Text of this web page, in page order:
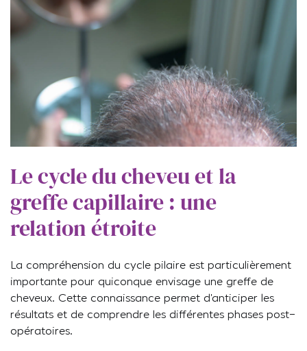
Le cycle du cheveu et la
greffe capillaire : une
relation étroite
La compréhension du cycle pilaire est particulièrement
importante pour quiconque envisage une greffe de
cheveux. Cette connaissance permet d’anticiper les
résultats et de comprendre les différentes phases post-
opératoires.